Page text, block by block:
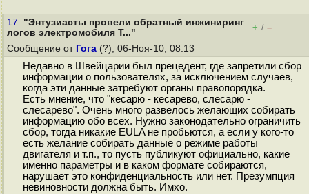
17. "Энтузиасты провели обратный инжиниринг
логов электромобиля T..."
+ / –
Сообщение от Гога (?), 06-Ноя-10, 08:13
Недавно в Швейцарии был прецедент, где запретили сбор
информации о пользователях, за исключением случаев,
когда эти данные затребуют органы правопорядка.
Есть мнение, что "кесарю - кесарево, слесарю -
слесарево". Очень много развелось желающих собирать
информацию обо всех. Нужно законодательно ограничить
сбор, тогда никакие EULA не пробьются, а если у кого-то
есть желание собирать данные о режиме работы
двигателя и т.п., то пусть публикуют официально, какие
именно параметры и в каком формате собираются,
нарушает это конфиденциальность или нет. Презумпция
невиновности должна быть. Имхо.